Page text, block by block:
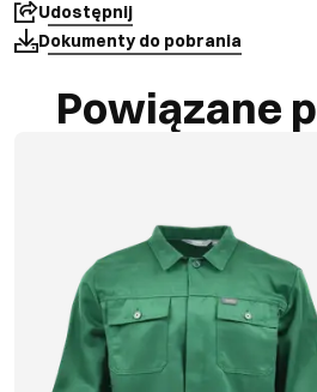
Udostępnij
Dokumenty do pobrania
Powiązane